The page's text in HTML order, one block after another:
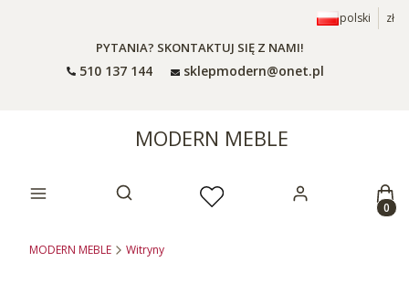
polski zł
PYTANIA? SKONTAKTUJ SIĘ Z NAMI!
510 137 144 sklepmodern@onet.pl
MODERN MEBLE
Otwórz wyszukiwarkę
MODERN MEBLE Witryny